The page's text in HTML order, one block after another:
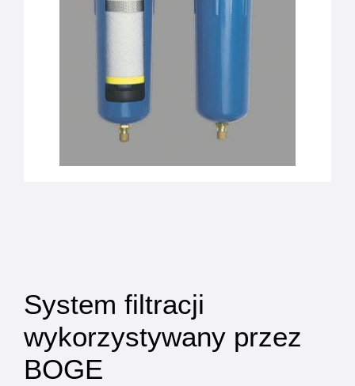
System filtracji
wykorzystywany przez
BOGE